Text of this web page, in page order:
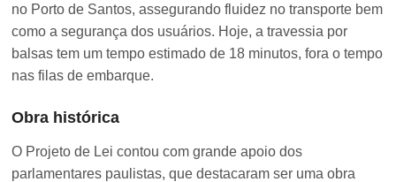
no Porto de Santos, assegurando fluidez no transporte bem
como a segurança dos usuários. Hoje, a travessia por
balsas tem um tempo estimado de 18 minutos, fora o tempo
nas filas de embarque.
Obra histórica
O Projeto de Lei contou com grande apoio dos
parlamentares paulistas, que destacaram ser uma obra